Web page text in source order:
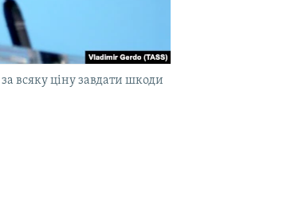
всяку ціну завдати шкоди